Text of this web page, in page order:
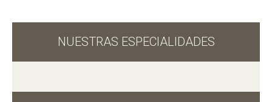
NUESTRAS ESPECIALIDADES